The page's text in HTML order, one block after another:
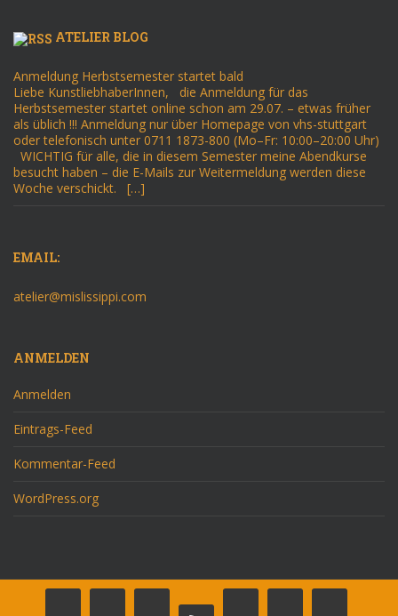
ATELIER BLOG
Anmeldung Herbstsemester startet bald
Liebe KunstliebhaberInnen, die Anmeldung für das
Herbstsemester startet online schon am 29.07. – etwas früher
als üblich !!! Anmeldung nur über Homepage von vhs-stuttgart
oder telefonisch unter 0711 1873-800 (Mo–Fr: 10:00–20:00 Uhr)
WICHTIG für alle, die in diesem Semester meine Abendkurse
besucht haben – die E-Mails zur Weitermeldung werden diese
Woche verschickt. […]
EMAIL:
atelier@mislissippi.com
ANMELDEN
Anmelden
Eintrags-Feed
Kommentar-Feed
WordPress.org